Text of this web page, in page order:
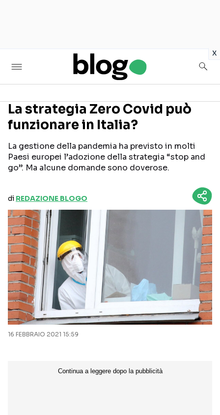
x
Seguici sui social
La strategia Zero Covid può
funzionare in Italia?
La gestione della pandemia ha previsto in molti
Paesi europei l’adozione della strategia “stop and
go”. Ma alcune domande sono doverose.
di REDAZIONE BLOGO
16 FEBBRAIO 2021 15:59